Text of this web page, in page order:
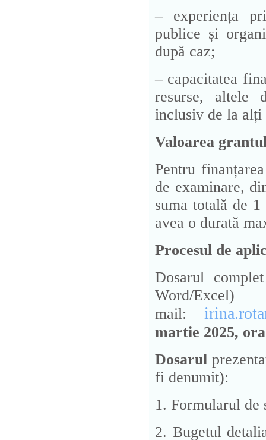
– experiența
publice și
după caz;
– capacitatea
resurse, altele
inclusiv de la
Valoarea
Pentru
de examinare,
suma totală de
avea o durată
Procesul de
Dosarul
Word/
mail:
martie 2025,
Dosarul
fi denumit):
1. Formularul
2. Bugetul